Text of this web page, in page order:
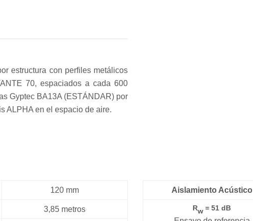
estructura con perfiles metálicos
70, espaciados a cada 600
Gyptec BA13A (ESTÁNDAR) por
ALPHA en el espacio de aire.
120 mm
3,85 metros
Aislamiento Acústico
Rw = 51 dB